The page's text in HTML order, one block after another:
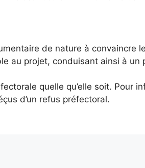
de nature à convaincre le
au projet, conduisant ainsi à un
quelle qu’elle soit. Pour
d’un refus préfectoral.